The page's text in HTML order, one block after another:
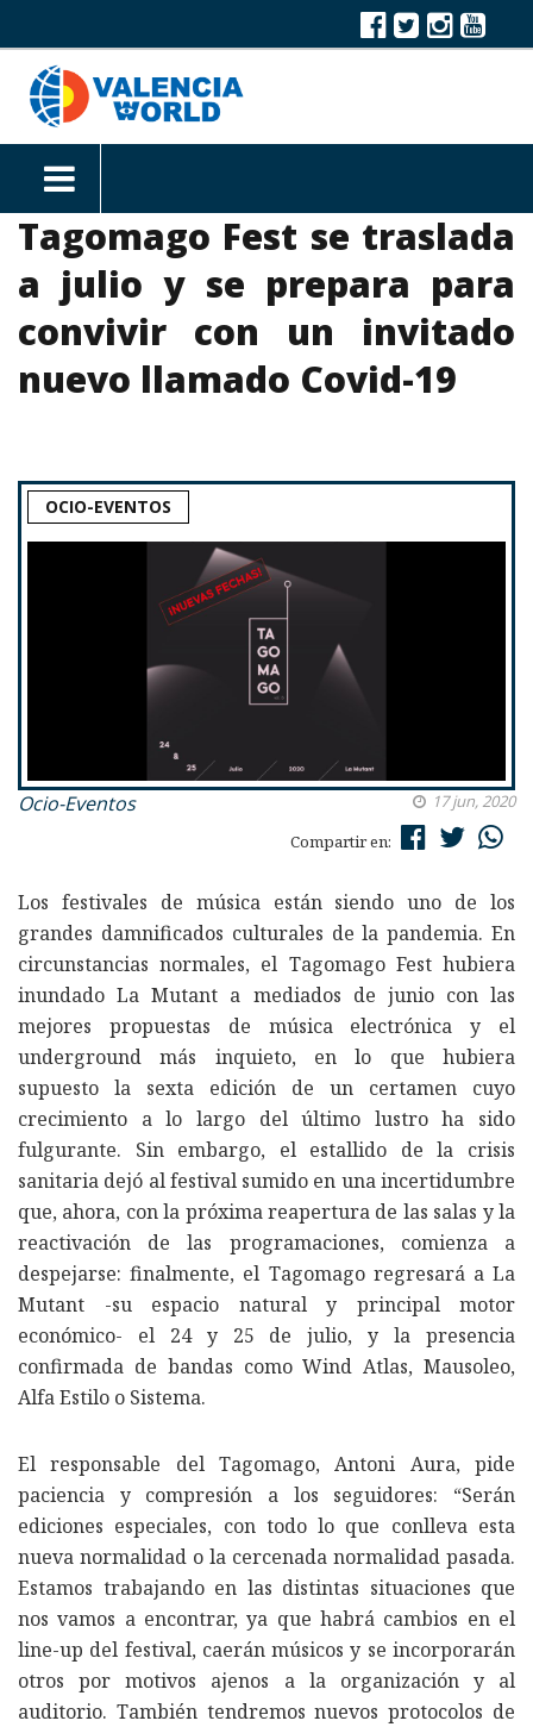
Tagomago Fest se traslada
a julio y se prepara para
convivir con un invitado
nuevo llamado Covid-19
OCIO-EVENTOS
Ocio-Eventos
17 jun, 2020
Compartir en:
Los festivales de música están siendo uno de los
grandes damnificados culturales de la pandemia. En
circunstancias normales, el Tagomago Fest hubiera
inundado La Mutant a mediados de junio con las
mejores propuestas de música electrónica y el
underground más inquieto, en lo que hubiera
supuesto la sexta edición de un certamen cuyo
crecimiento a lo largo del último lustro ha sido
fulgurante. Sin embargo, el estallido de la crisis
sanitaria dejó al festival sumido en una incertidumbre
que, ahora, con la próxima reapertura de las salas y la
reactivación de las programaciones, comienza a
despejarse: finalmente, el Tagomago regresará a La
Mutant -su espacio natural y principal motor
económico- el 24 y 25 de julio, y la presencia
confirmada de bandas como Wind Atlas, Mausoleo,
Alfa Estilo o Sistema.
El responsable del Tagomago, Antoni Aura, pide
paciencia y compresión a los seguidores: “Serán
ediciones especiales, con todo lo que conlleva esta
nueva normalidad o la cercenada normalidad pasada.
Estamos trabajando en las distintas situaciones que
nos vamos a encontrar, ya que habrá cambios en el
line-up del festival, caerán músicos y se incorporarán
otros por motivos ajenos a la organización y al
auditorio. También tendremos nuevos protocolos de